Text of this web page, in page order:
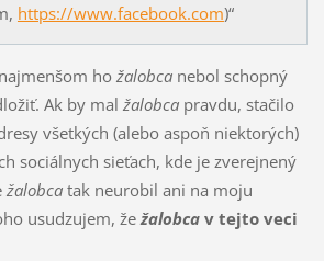
https://www.facebook.com)“
ho žalobcanebol schopný
Ak by mal žalobcapravdu, stačilo
všetkých (alebo aspoň niektorých)
sociálnych sieťach, kde je zverejnený
žalobcatak neurobil ani na moju
usudzujem, že žalobcav tejto veci